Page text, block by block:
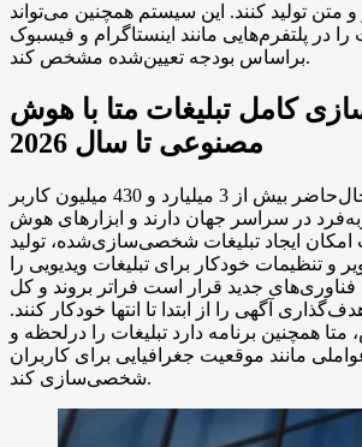
متن تولید کنند. این سیستم همچنین می‌تواند
در پلتفرم‌هایی مانند اینستاگرام و فیسبوک
براساس بودجه تعیین‌شده مشخص کند.
کامل تبلیغات متا با هوش
مصنوعی تا سال 2026
اپلیکیشن‌های متا درحال‌حاضر بیش از 3 میلیارد و 430 میلیون کاربر
در سراسر جهان دارند و ابزارهای هوش
ایجاد تبلیغات شخصی‌سازی‌شده، تولید
و تنظیمات خودکار برای تبلیغات ویدیویی را
فناوری‌های جدید قرار است فراتر بروند و کل
آگهی را از ابتدا تا انتها خودکار کنند.
همچنین برنامه دارد تبلیغات را درلحظه و
مانند موقعیت جغرافیایی برای کاربران
شخصی‌سازی کند.